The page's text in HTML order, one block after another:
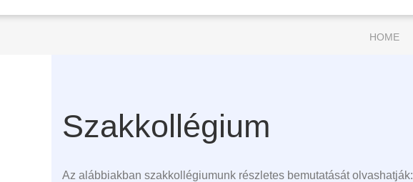
HOME
Szakkollégium
Az alábbiakban szakkollégiumunk részletes bemutatását olvashatják: